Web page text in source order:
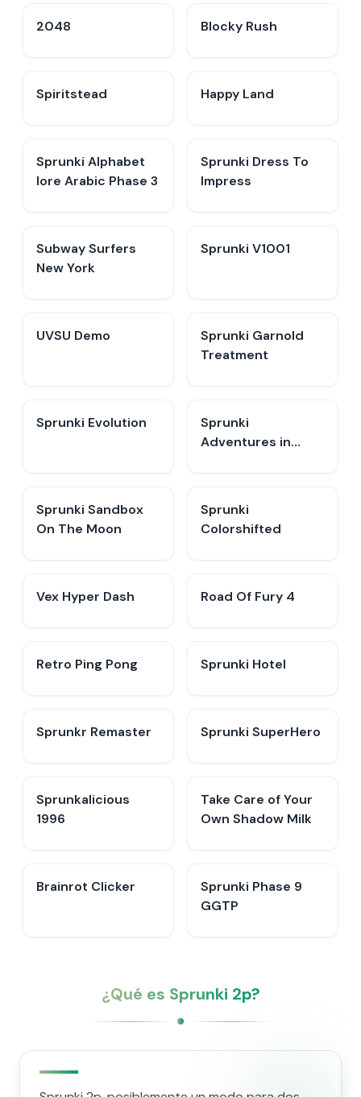
2048 Blocky Rush
Spiritstead Happy Land
Sprunki Alphabet
lore Arabic Phase 3
Sprunki Dress To
Impress
Subway Surfers
New York
Sprunki V1001
UVSU Demo
Sprunki Garnold
Treatment
Sprunki Evolution
Sprunki
Adventures in
Sprunki Sandbox
On The Moon
Sprunki
Colorshifted
Vex Hyper Dash Road Of Fury 4
Retro Ping Pong Sprunki Hotel
Sprunkr Remaster Sprunki SuperHero
Sprunkalicious
1996
Take Care of Your
Own Shadow Milk
Brainrot Clicker
Sprunki Phase 9
GGTP
¿Qué es Sprunki 2p?